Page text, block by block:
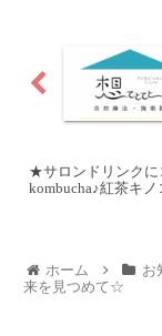
★サロンドリンクに
kombucha♪紅茶キ
ホーム お
来を見つめて☆